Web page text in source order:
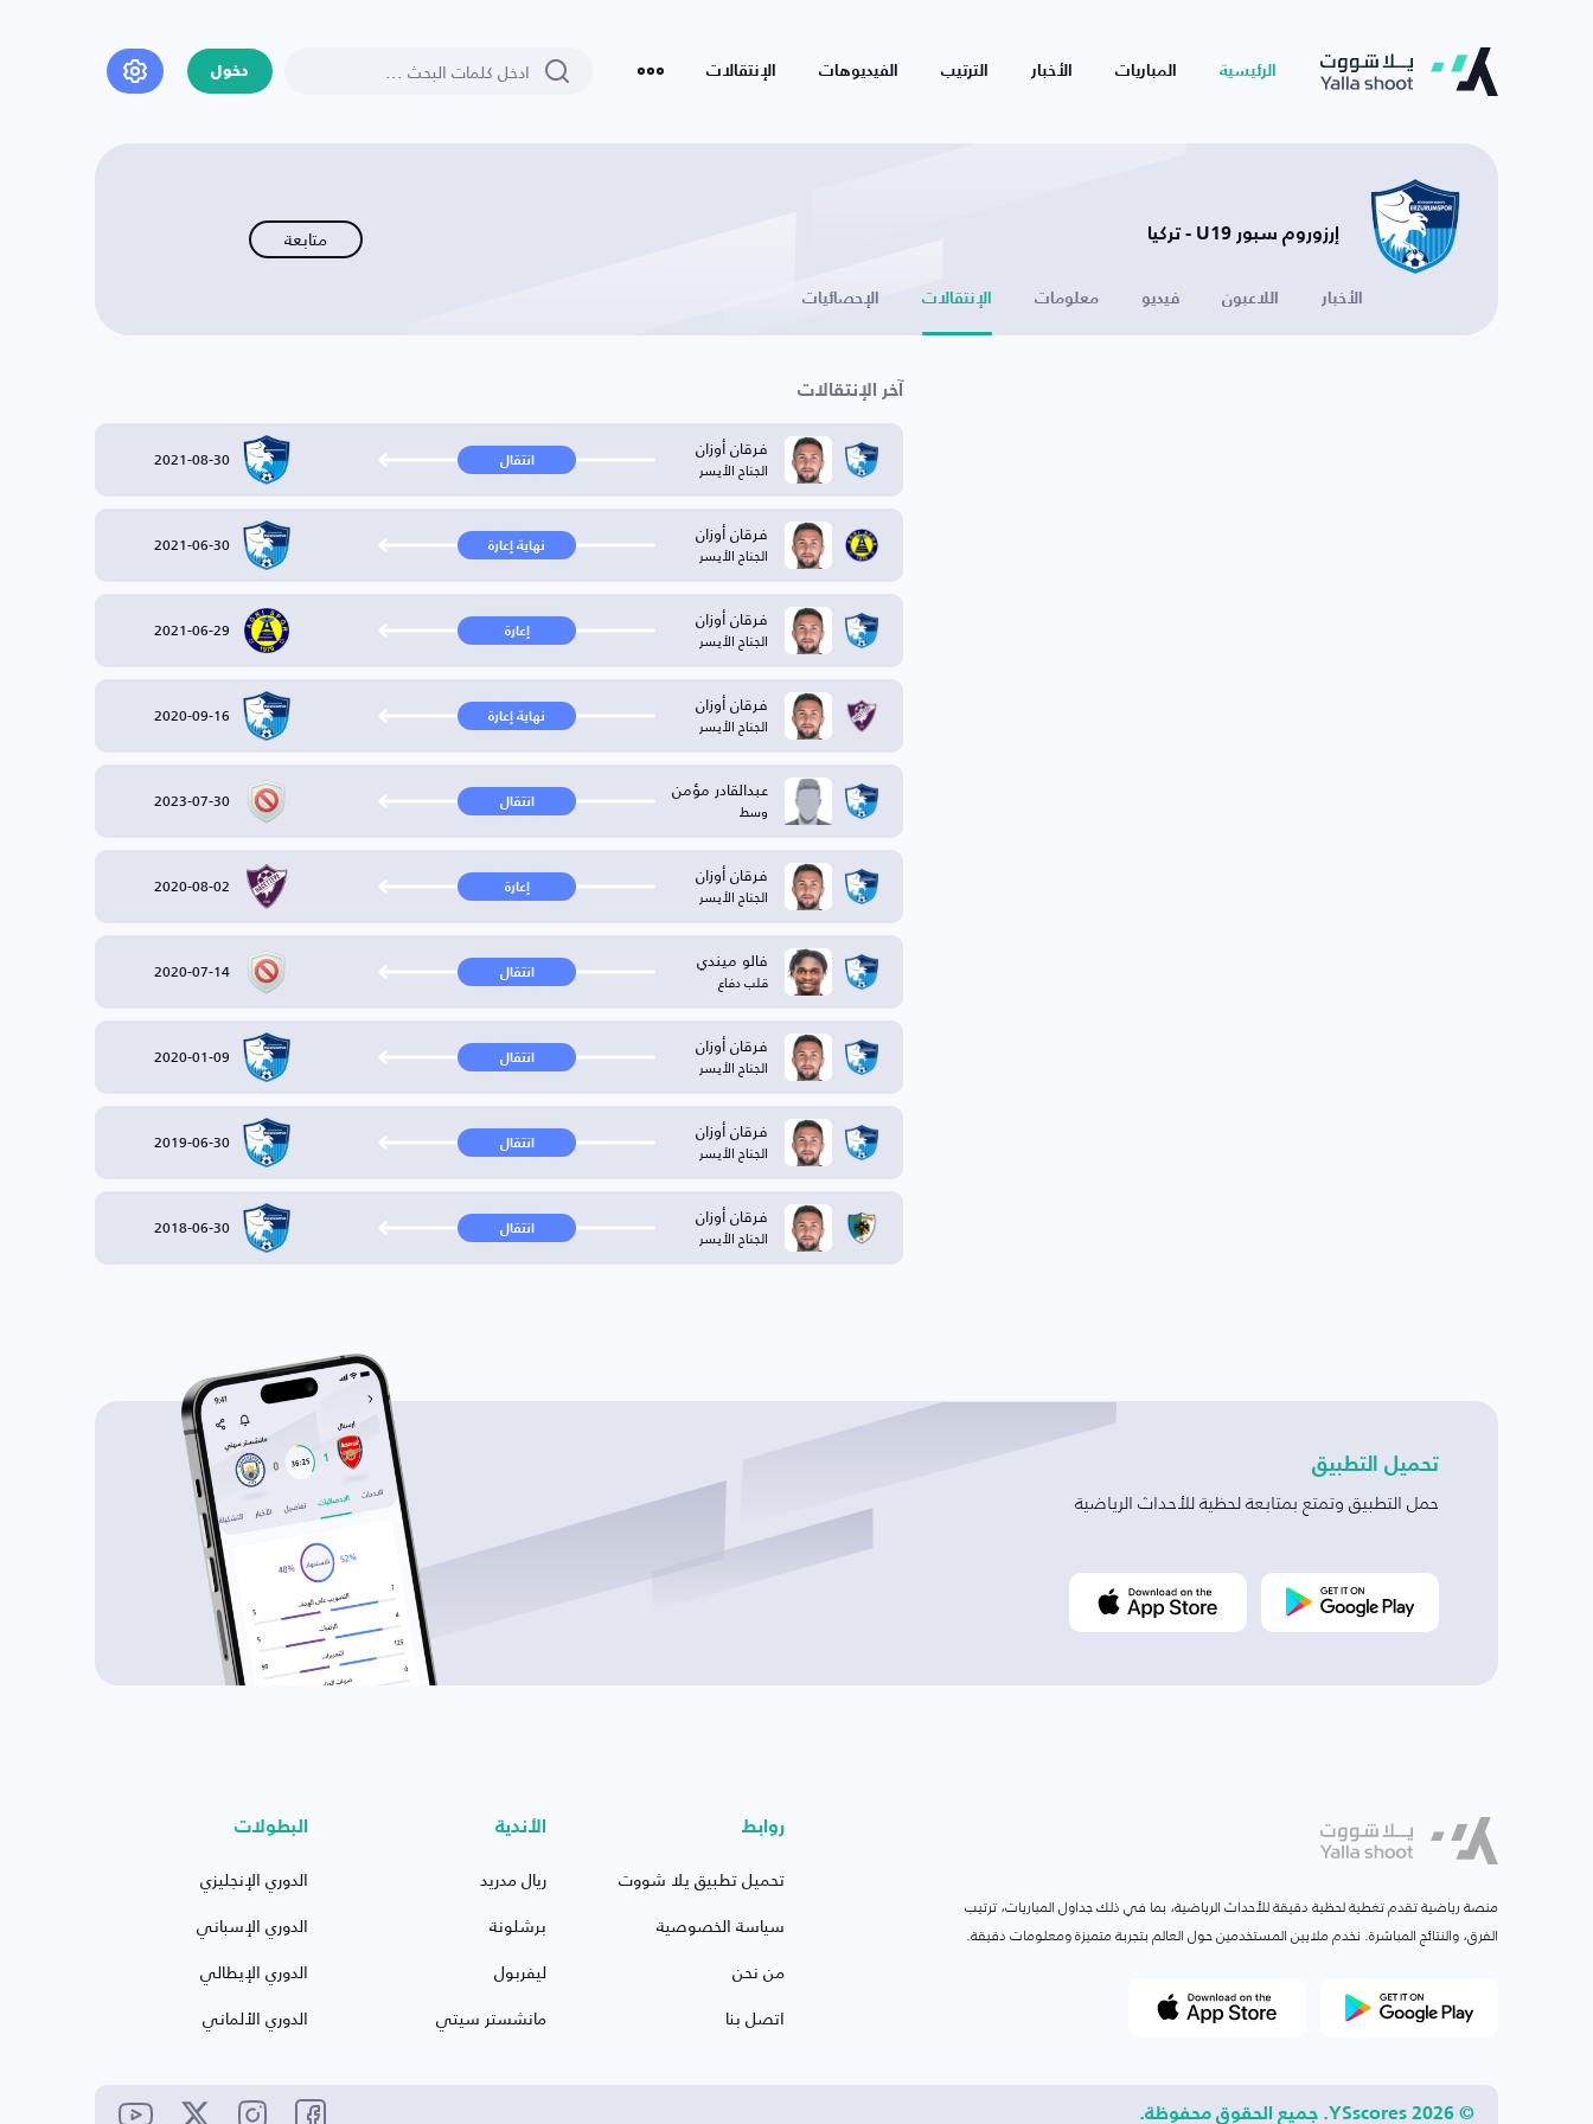
الرئيسية المباريات الأخبار الترتيب الفيديوهات الإنتقالات دخول
إرزوروم سبور U19 - تركيا متابعة
الأخبار اللاعبون فيديو معلومات الإنتقالات الإحصائيات
آخر الإنتقالات
فرقان أوزان
الجناح الأيسر انتقال 2021-08-30
فرقان أوزان
الجناح الأيسر نهاية إعارة 2021-06-30
فرقان أوزان
الجناح الأيسر إعارة 2021-06-29
فرقان أوزان
الجناح الأيسر نهاية إعارة 2020-09-16
عبدالقادر مؤمن
وسط انتقال 2023-07-30
فرقان أوزان
الجناح الأيسر إعارة 2020-08-02
فالو ميندي
قلب دفاع انتقال 2020-07-14
فرقان أوزان
الجناح الأيسر انتقال 2020-01-09
فرقان أوزان
الجناح الأيسر انتقال 2019-06-30
فرقان أوزان
الجناح الأيسر انتقال 2018-06-30
تحميل التطبيق
حمل التطبيق وتمتع بمتابعة لحظية للأحداث الرياضية
منصة رياضية تقدم تغطية لحظية دقيقة للأحداث الرياضية، بما في ذلك جداول المباريات، ترتيب
الفرق، والنتائج المباشرة. نخدم ملايين المستخدمين حول العالم بتجربة متميزة ومعلومات دقيقة.
روابط
تحميل تطبيق يلا شووت
سياسة الخصوصية
من نحن
اتصل بنا
الأندية
ريال مدريد
برشلونة
ليفربول
مانشستر سيتي
البطولات
الدوري الإنجليزي
الدوري الإسباني
الدوري الإيطالي
الدوري الألماني
© 2026 YSscores. جميع الحقوق محفوظة.